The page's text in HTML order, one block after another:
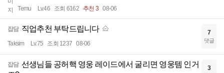
Temu Lv.46 조회 6162 추천 3 08-06
잡담 직업추천 부탁드립니다
Taksim Lv.75 조회 1237 08-06
7
댓글
잡담 선생님들 공허핵 영웅 레이드에서 굴리면 영웅템 인거
3